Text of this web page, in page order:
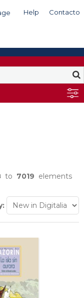
Help Contacto
to 7019 elements